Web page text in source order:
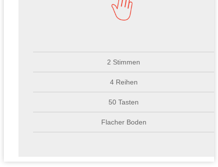
2 Stimmen
4 Reihen
50 Tasten
Flacher Boden